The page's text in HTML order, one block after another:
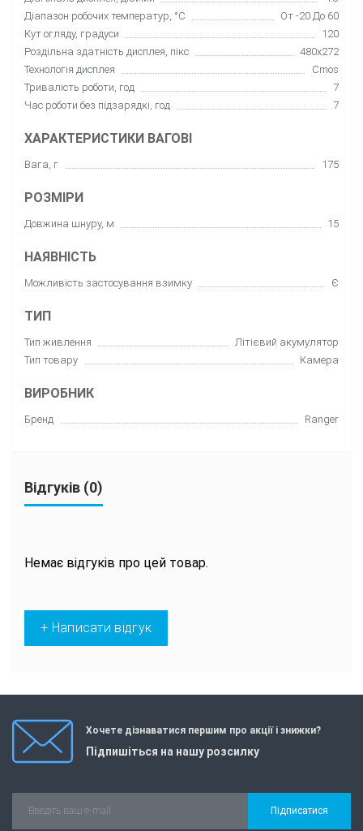
Діапазон робочих температур, °C
От -20 До 60
Кут огляду, градуси
120
Роздільна здатність дисплея, пікс
480x272
Технологія дисплея
Cmos
Тривалість роботи, год
7
Час роботи без підзарядкі, год
7
ХАРАКТЕРИСТИКИ ВАГОВІ
Вага, г 175
РОЗМІРИ
Довжина шнуру, м 15
НАЯВНІСТЬ
Можливість застосування взимку Є
ТИП
Тип живлення
Літієвий акумулятор
Тип товару
Камера
ВИРОБНИК
Бренд Ranger
Відгуків (0)
Немає відгуків про цей товар.
+ Написати відгук
Хочете дізнаватися першим про акції і знижки?
Підпишіться на нашу розсилку
Підписатися